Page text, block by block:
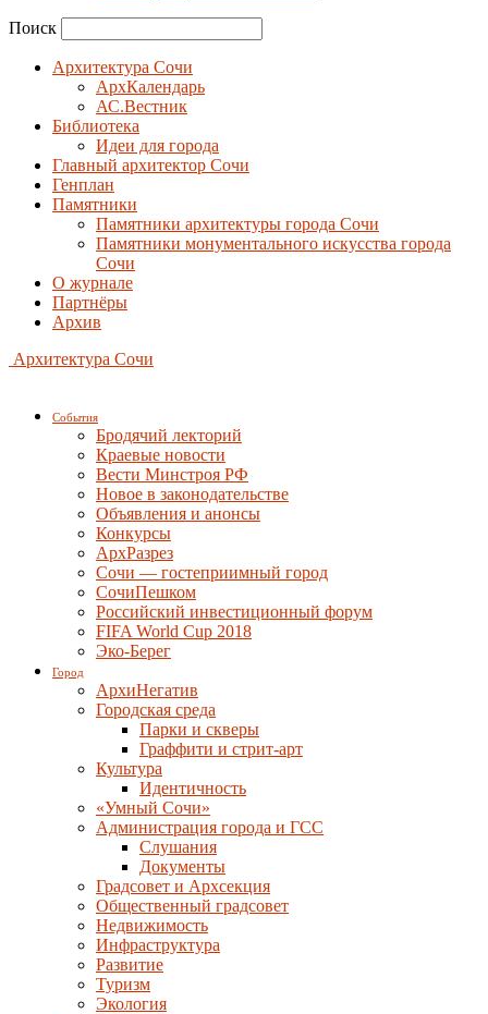
Поиск
Архитектура Сочи
АрхКалендарь
АС.Вестник
Библиотека
Идеи для города
Главный архитектор Сочи
Генплан
Памятники
Памятники архитектуры города Сочи
Памятники монументального искусства города
Сочи
О журнале
Партнёры
Архив
Архитектура Сочи
События
Бродячий лекторий
Краевые новости
Вести Минстроя РФ
Новое в законодательстве
Объявления и анонсы
Конкурсы
АрхРазрез
Сочи — гостеприимный город
СочиПешком
Российский инвестиционный форум
FIFA World Cup 2018
Эко-Берег
Город
АрхиНегатив
Городская среда
Парки и скверы
Граффити и стрит-арт
Культура
Идентичность
«Умный Сочи»
Администрация города и ГСС
Слушания
Документы
Градсовет и Архсекция
Общественный градсовет
Недвижимость
Инфраструктура
Развитие
Туризм
Экология